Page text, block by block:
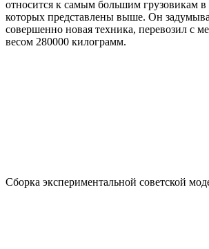
относится к самым большим грузовикам
которых представлены выше. Он
совершенно новая техника, перевозил с
весом 280000 килограмм.
Сборка экспериментальной советской